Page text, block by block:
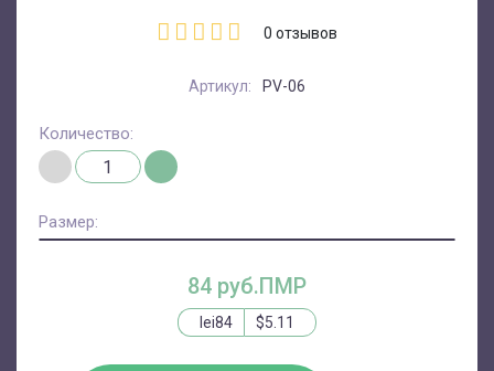
0 отзывов
Артикул: PV-06
84 руб.ПМР
lei84 $5.11
Количество:
Размер: